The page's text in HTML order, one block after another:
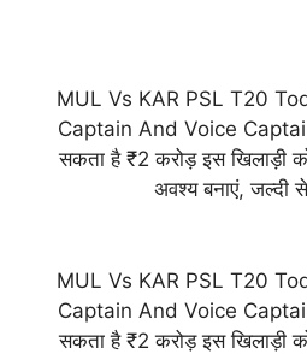
MUL Vs KAR PSL T20
Captain And Voice
सकता है ₹2 करोड़ इस खिलाड़ी
अवश्य बनाएं, जल्दी
MUL Vs KAR PSL T20
Captain And Voice
सकता है ₹2 करोड़ इस खिलाड़ी